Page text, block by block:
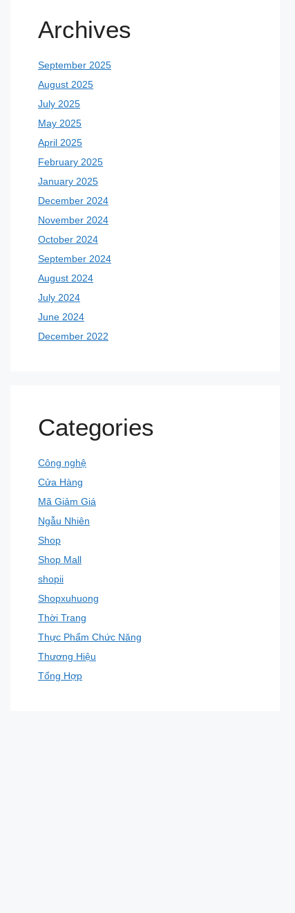
Archives
September 2025
August 2025
July 2025
May 2025
April 2025
February 2025
January 2025
December 2024
November 2024
October 2024
September 2024
August 2024
July 2024
June 2024
December 2022
Categories
Công nghệ
Cửa Hàng
Mã Giảm Giá
Ngẫu Nhiên
Shop
Shop Mall
shopii
Shopxuhuong
Thời Trang
Thực Phẩm Chức Năng
Thương Hiệu
Tổng Hợp